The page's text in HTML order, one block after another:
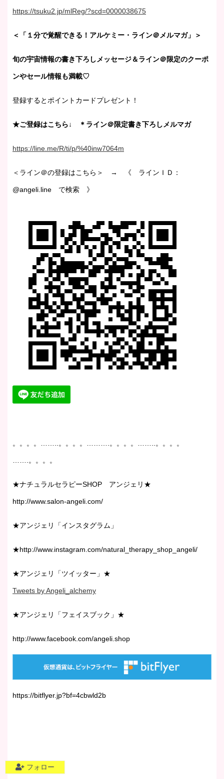
https://tsuku2.jp/mlReg/?scd=0000038675
＜「１分で覚醒できる！アルケミー・ライン＠メルマガ」＞
旬の宇宙情報の書き下ろしメッセージ＆ライン＠限定のクーポ
ンやセール情報も満載♡
登録するとポイントカードプレゼント！
★ご登録はこちら↓ ＊ライン＠限定書き下ろしメルマガ
https://line.me/R/ti/p/%40inw7064m
＜ライン＠の登録はこちら＞ → 《 ラインＩＤ：
@angeli.line で検索 》
。。。。……..。。。。……….。。。。……..。。。。
…….。。。。
★ナチュラルセラピーSHOP アンジェリ★
http://www.salon-angeli.com/
★アンジェリ「インスタグラム」
★http://www.instagram.com/natural_therapy_shop_angeli/
★アンジェリ「ツイッター」★
Tweets by Angeli_alchemy
★アンジェリ「フェイスブック」★
http://www.facebook.com/angeli.shop
https://bitflyer.jp?bf=4cbwld2b
フォロー